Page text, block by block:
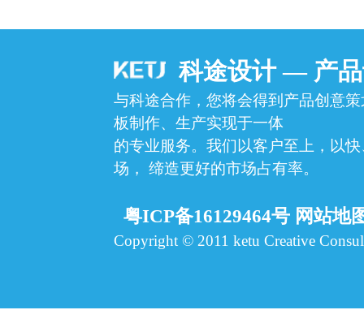
科途设计 — 产
与科途合作，您将会得到产品创意
板制作、生产实现于一体
的专业服务。我们以客户至上，以
场，
缔造更好的市场占有率。
粤ICP备16129464号 网站地
Copyright © 2011 ketu Creative